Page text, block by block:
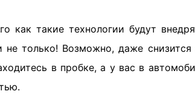
как такие технологии будут
только! Возможно, даже снизится
в пробке, а у вас в